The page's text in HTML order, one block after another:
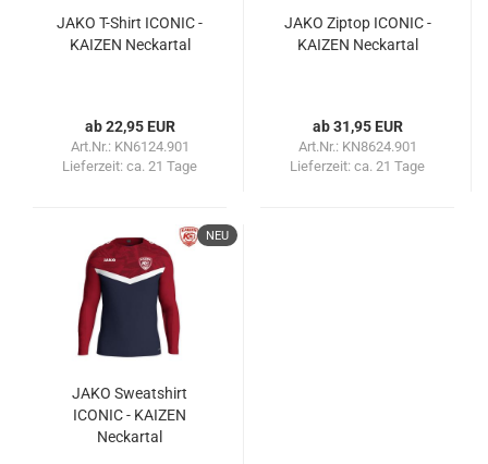
JAKO T-Shirt ICONIC -
KAIZEN Neckartal
ab 22,95 EUR
Art.Nr.: KN6124.901
Lieferzeit: ca. 21 Tage
JAKO Ziptop ICONIC -
KAIZEN Neckartal
ab 31,95 EUR
Art.Nr.: KN8624.901
Lieferzeit: ca. 21 Tage
NEU
JAKO Sweatshirt
ICONIC - KAIZEN
Neckartal